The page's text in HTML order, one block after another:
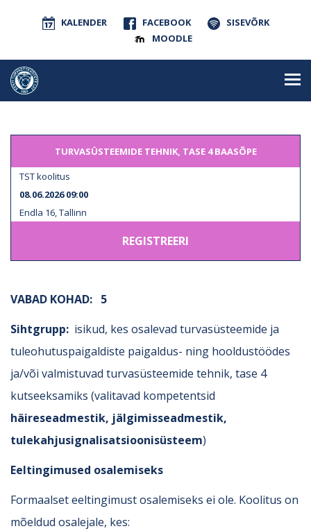
KALENDER FACEBOOK
SISEVÕRK
MOODLE
TURVASÜSTEEMIDE TEHNIK, TASE 4 BAASÕPE
TST koolitus
08.06.2026 09:00
Endla 16, Tallinn
REGISTREERI
VABAD KOHAD: 5
Sihtgrupp: isikud, kes osalevad turvasüsteemide ja
tuleohutuspaigaldiste paigaldus- ning hooldustöödes
ja/või valmistuvad turvasüsteemide tehnik, tase 4
kutseeksamiks (valitavad kompetentsid
häireseadmestik, jälgimisseadmestik,
tulekahjusignalisatsioonisüsteem)
Eeltingimused osalemiseks
Formaalset eeltingimust osalemiseks ei ole. Koolitus on
mõeldud osalejale, kes: